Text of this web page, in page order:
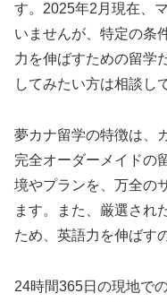
す。2025年2月現在、
いませんが、特定の条
力を伸ばすための留学
してみたい方は相談し
夢カナ留学の特徴は、
完全オーダーメイドの
境やプランを、万全の
ます。また、厳選され
ため、英語力を伸ばす
24時間365日の現地で